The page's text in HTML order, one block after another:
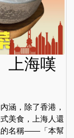
上海嘆
涵，除了香港，
美食，上海人還
的名稱——「本幫